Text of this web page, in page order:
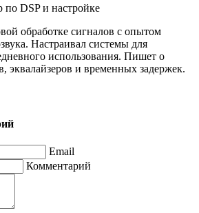
по DSP и настройке
обработке сигналов с опытом
Настраивал системы для
использования. Пишет о
эквалайзеров и временных задержек.
Email
Комментарий